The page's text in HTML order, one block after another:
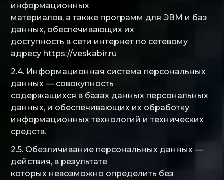
информационных
материалов, а также программ для ЭВМ и баз
данных, обеспечивающих их
доступность в сети интернет по сетевому
адресу https://veskabir.ru
2.4. Информационная система персональных
данных — совокупность
содержащихся в базах данных персональных
данных, и обеспечивающих их обработку
информационных технологий и технических
средств.
2.5. Обезличивание персональных данных —
действия, в результате
которых невозможно определить без